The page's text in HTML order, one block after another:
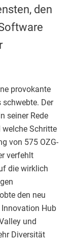
den
provokante
Der
seiner Rede
Schritte
von 575 OZG-
verfehlt
die wirklich
den neu
Innovation Hub
und
Diversität